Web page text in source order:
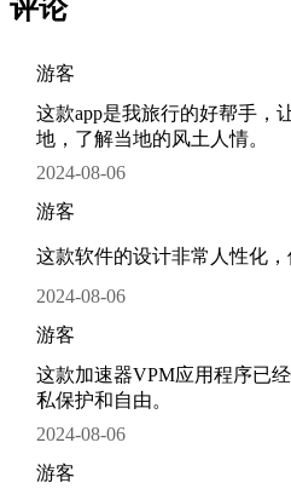
评论
游客
这款app是我旅行的好帮手，
地，了解当地的风土人情。
2024-08-06
游客
这款软件的设计非常人性化，
2024-08-06
游客
这款加速器VPM应用程序已
私保护和自由。
2024-08-06
游客